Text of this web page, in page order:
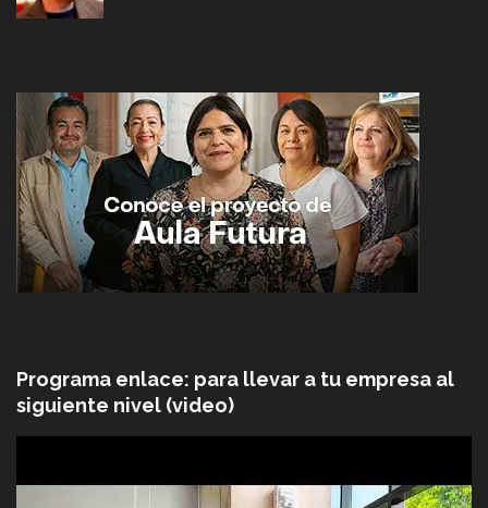
Programa enlace: para llevar a tu empresa al
siguiente nivel (video)